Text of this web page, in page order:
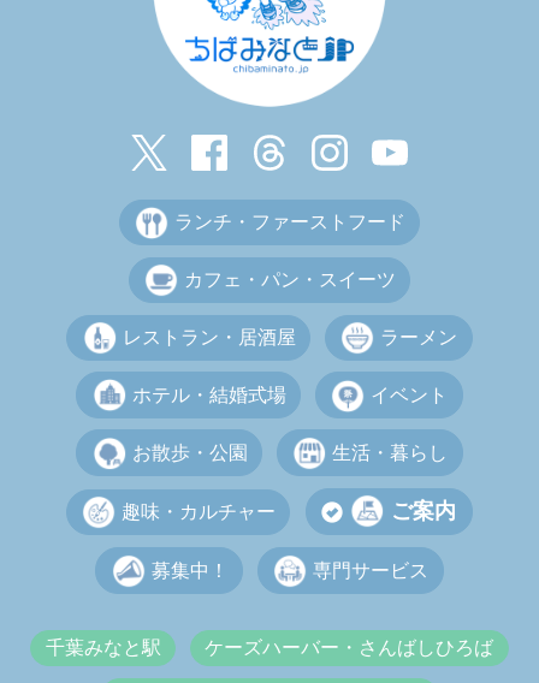
ランチ・ファーストフード
カフェ・パン・スイーツ
レストラン・居酒屋 ラーメン
ホテル・結婚式場 イベント
お散歩・公園 生活・暮らし
趣味・カルチャー ご案内
募集中！ 専門サービス
千葉みなと駅 ケーズハーバー・さんばしひろば